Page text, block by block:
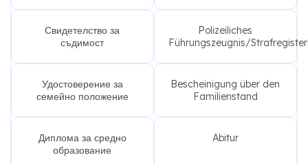
Свидетелство за
съдимост
Polizeiliches
Führungszeugnis/
Удостоверение за
семейно положение
Bescheinigung über den
Familienstand
Диплома за средно
образование
Abitur